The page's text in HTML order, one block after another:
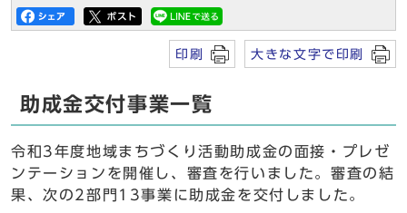
印刷 大きな文字で印刷
助成金交付事業一覧
令和3年度地域まちづくり活動助成金の面接・プレゼ
ンテーションを開催し、審査を行いました。審査の結
果、次の2部門13事業に助成金を交付しました。